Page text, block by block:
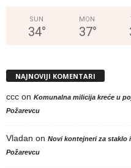
SUN
34°
MON
37°
NAJNOVIJI KOMENTARI
ccc on Komunalna milicija kreće u
Požarevcu
Vladan on Novi kontejneri za staklo
Požarevcu